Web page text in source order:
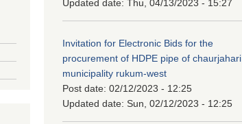
Updated date: Thu, 04/13/2023 - 15:27
Invitation for Electronic Bids for the
procurement of HDPE pipe of chaurjahari
municipality rukum-west
Post date: 02/12/2023 - 12:25
Updated date: Sun, 02/12/2023 - 12:25